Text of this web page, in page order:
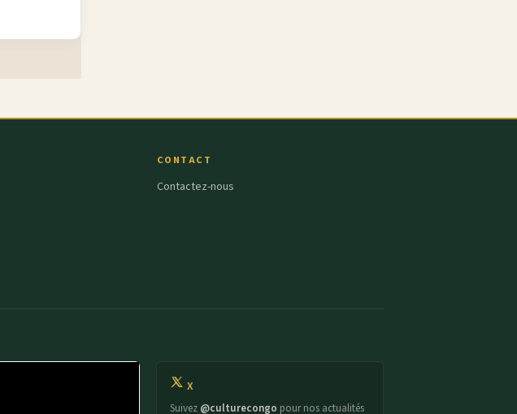
CONTACT
Contactez-nous
X
Suivez @culturecongo pour nos actualités